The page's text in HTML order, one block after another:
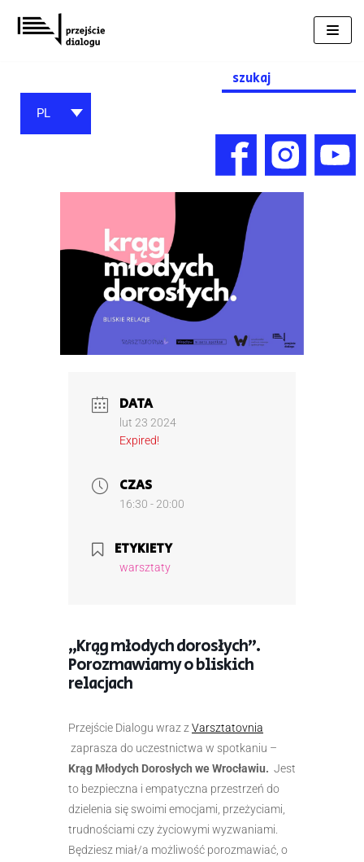
Przejdź
do
Search
for:
PL
DATA
lut 23 2024
Expired!
CZAS
16:30 - 20:00
ETYKIETY
warsztaty
„Krąg młodych dorosłych”.
Porozmawiamy o bliskich
relacjach
Przejście Dialogu wraz z Varsztatovnia
zaprasza do uczestnictwa w spotkaniu –
Krąg Młodych Dorosłych weWrocławiu. Jest
to bezpieczna i empatyczna przestrzeń do
dzielenia się swoimi emocjami, przeżyciami,
trudnościami czy życiowymi wyzwaniami.
Będziesz miał/a możliwość porozmawiać, o